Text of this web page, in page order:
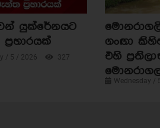
යුක්රේනයට
/ 5 / 2026 327
ගංඟා
එහි
Wednesday /